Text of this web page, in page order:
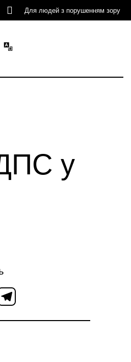
Для людей з порушенням зору
ДПС у